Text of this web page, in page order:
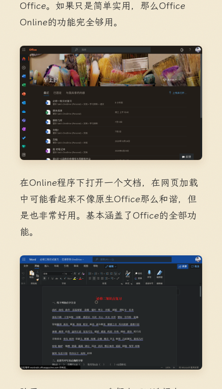
Office。如果只是简单实用，那么Office
Online的功能完全够用。
在Online程序下打开一个文档，在网页加载
中可能看起来不像原生Office那么和谐，但
是也非常好用。基本涵盖了Office的全部功
能。